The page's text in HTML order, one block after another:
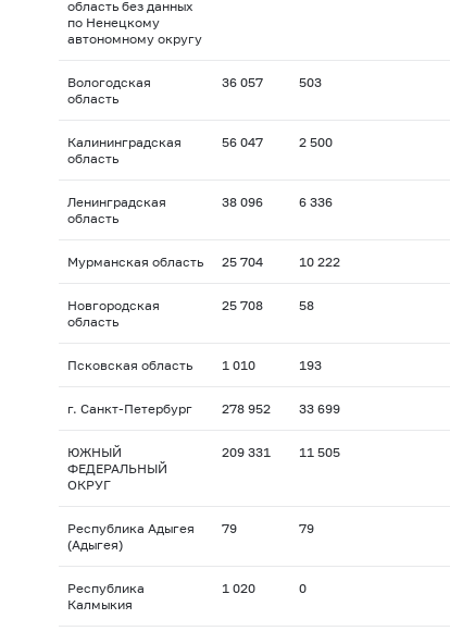
область без данных
по Ненецкому
автономному округу
Вологодская
область
36 057 503
Калининградская
область
56 047 2 500
Ленинградская
область
38 096 6 336
Мурманская область 25 704 10 222
Новгородская
область
25 708 58
Псковская область 1 010 193
г. Санкт-Петербург 278 952 33 699
ЮЖНЫЙ
ФЕДЕРАЛЬНЫЙ
ОКРУГ
209 331 11 505
Республика Адыгея
(Адыгея)
79 79
Республика
Калмыкия
1 020 0